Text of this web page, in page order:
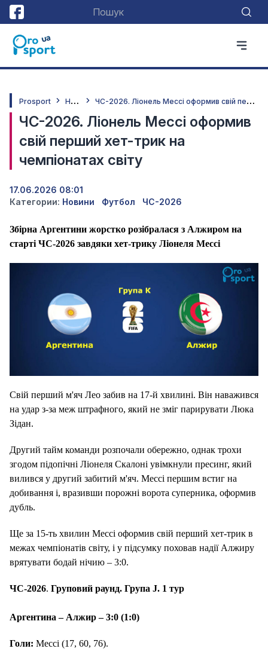
Prosport Н
овини Ч
С-2026. Ліонель Мессі оформив свій перший хет-трик на чемпіонатах світу
ЧС-2026. Ліонель Мессі оформив
свій перший хет-трик на
чемпіонатах світу
17.06.2026 08:01
Категории: Новини Футбол ЧС-2026
Збірна Аргентини жорстко розібралася з Алжиром на
старті ЧС-2026 завдяки хет-трику Ліонеля Мессі
Свій перший м'яч Лео забив на 17-й хвилині. Він наважився
на удар з-за меж штрафного, який не зміг парирувати Люка
Зідан.
Другий тайм команди розпочали обережно, однак трохи
згодом підопічні Ліонеля Скалоні увімкнули пресинг, який
вилився у другий забитий м'яч. Мессі першим встиг на
добивання і, вразивши порожні ворота суперника, оформив
дубль.
Ще за 15-ть хвилин Мессі оформив свій перший хет-трик в
межах чемпіонатів світу, і у підсумку поховав надії Алжиру
врятувати бодай нічию – 3:0.
ЧС-2026. Груповий раунд. Група J. 1 тур
Аргентина – Алжир – 3:0 (1:0)
Голи: Мессі (17, 60, 76).